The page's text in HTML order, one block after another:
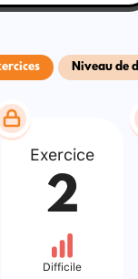
Niveau de
Exercice
2
Difficile